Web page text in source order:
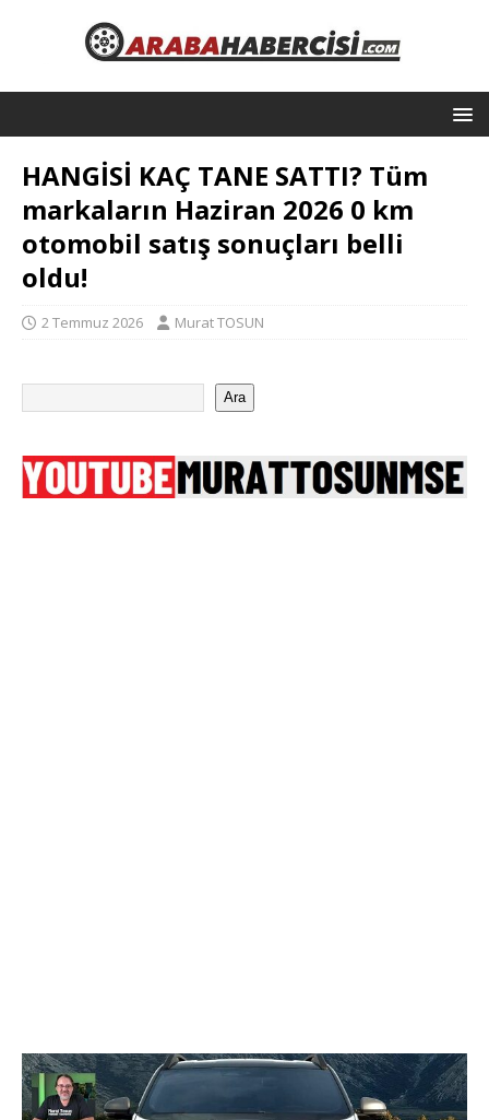
HANGİSİ KAÇ TANE SATTI? Tüm
markaların Haziran 2026 0 km
otomobil satış sonuçları belli
oldu!
2 Temmuz 2026 Murat TOSUN
Ara